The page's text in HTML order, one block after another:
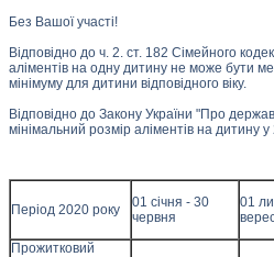
Без Вашої участі!
Відповідно до ч. 2. ст. 182 Сімейного
аліментів на одну дитину не може бути
мінімуму для дитини відповідного віку.
Відповідно до Закону України "Про
мінімальний розмір аліментів на дитину
Період 2020 року
01 січня - 30
червня
01
Прожитковий